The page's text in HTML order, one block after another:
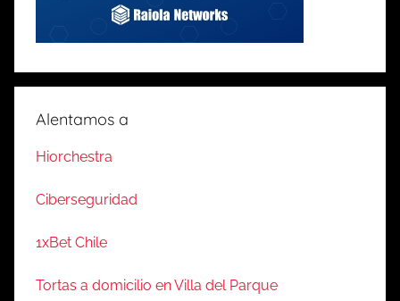
Alentamos a
Hiorchestra
Ciberseguridad
1xBet Chile
Tortas a domicilio en Villa del Parque